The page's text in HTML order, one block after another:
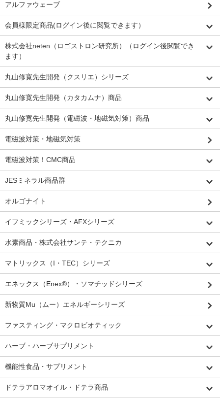
アルファウェーブ
会員様限定商品(ログイン後に閲覧できます）
株式会社neten（ロゴストロン研究所）（ログイン後閲覧でき
ます）
丸山修寛先生開発（クスリエ）シリーズ
丸山修寛先生開発（カタカムナ）商品
丸山修寛先生開発（電磁波・地磁気対策）商品
電磁波対策・地磁気対策
電磁波対策！CMC商品
JESミネラル商品群
オルゴナイト
イフミックシリーズ・AFXシリーズ
水素商品・株式会社サンテ・テクニカ
マトリックス（I・TEC）シリーズ
エネックス（Enex®）・ソマチッドシリーズ
新物質Mu（ムー）エネルギーシリーズ
ファスティング・マクロビオティック
ハーブ・ハーブサプリメント
機能性食品・サプリメント
ドテラアロマオイル・ドテラ商品